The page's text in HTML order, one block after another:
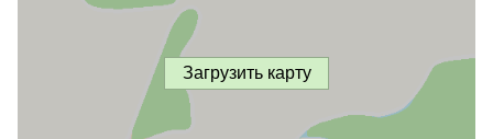
Загрузить карту